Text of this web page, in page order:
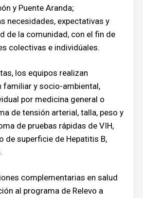
y Puente Aranda;
necesidades, expectativas y
de la comunidad, con el fin de
colectivas e individúales.
los equipos realizan
familiar y socio-ambiental,
por medicina general o
de tensión arterial, talla, peso y
de pruebas rápidas de VIH,
de superficie de Hepatitis B,
complementarias en salud
al programa de Relevo a